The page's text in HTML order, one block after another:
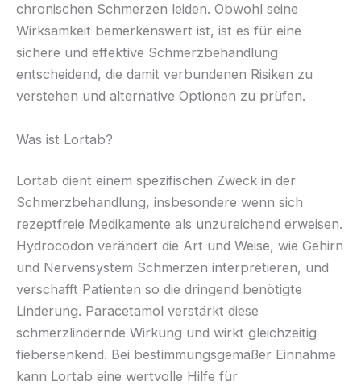
chronischen Schmerzen leiden. Obwohl seine
Wirksamkeit bemerkenswert ist, ist es für eine
sichere und effektive Schmerzbehandlung
entscheidend, die damit verbundenen Risiken zu
verstehen und alternative Optionen zu prüfen.
Was ist Lortab?
Lortab dient einem spezifischen Zweck in der
Schmerzbehandlung, insbesondere wenn sich
rezeptfreie Medikamente als unzureichend erweisen.
Hydrocodon verändert die Art und Weise, wie Gehirn
und Nervensystem Schmerzen interpretieren, und
verschafft Patienten so die dringend benötigte
Linderung. Paracetamol verstärkt diese
schmerzlindernde Wirkung und wirkt gleichzeitig
fiebersenkend. Bei bestimmungsgemäßer Einnahme
kann Lortab eine wertvolle Hilfe für